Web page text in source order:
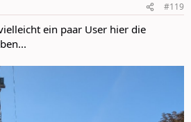
#119
ein paar User hier die